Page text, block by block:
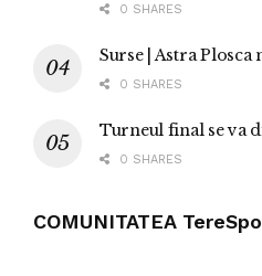
0 SHARES
Surse | Astra Plosca
0 SHARES
Turneul final se va
0 SHARES
COMUNITATEA